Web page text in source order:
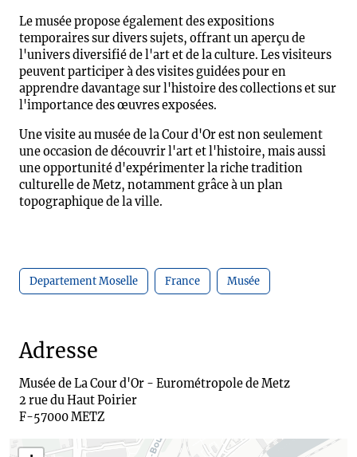
Le musée propose également des expositions
temporaires sur divers sujets, offrant un aperçu de
l'univers diversifié de l'art et de la culture. Les visiteurs
peuvent participer à des visites guidées pour en
apprendre davantage sur l'histoire des collections et sur
l'importance des œuvres exposées.
Une visite au musée de la Cour d'Or est non seulement
une occasion de découvrir l'art et l'histoire, mais aussi
une opportunité d'expérimenter la riche tradition
culturelle de Metz, notamment grâce à un plan
topographique de la ville.
Departement Moselle France Musée
Adresse
Musée de La Cour d'Or - Eurométropole de Metz
2 rue du Haut Poirier
F-57000 METZ